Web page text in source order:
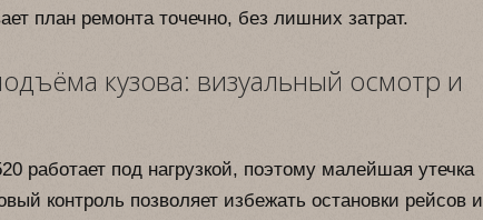
план ремонта точечно, без лишних затрат.
кузова: визуальный осмотр и
работает под нагрузкой, поэтому малейшая утечка
контроль позволяет избежать остановки рейсов и